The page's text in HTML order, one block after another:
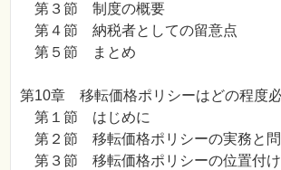
第３節 制度の概要
第４節 納税者としての留意点
第５節 まとめ
第10章 移転価格ポリシーはどの程度
第１節 はじめに
第２節 移転価格ポリシーの実務と
第３節 移転価格ポリシーの位置付け